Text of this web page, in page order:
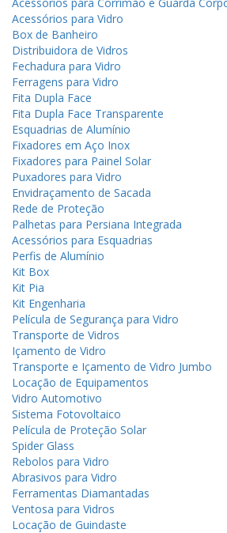
Acessórios para Vidro
Box de Banheiro
Distribuidora de Vidros
Fechadura para Vidro
Ferragens para Vidro
Fita Dupla Face
Fita Dupla Face Transparente
Esquadrias de Alumínio
Fixadores em Aço Inox
Fixadores para Painel Solar
Puxadores para Vidro
Envidraçamento de Sacada
Rede de Proteção
Palhetas para Persiana Integrada
Acessórios para Esquadrias
Perfis de Alumínio
Kit Box
Kit Pia
Kit Engenharia
Película de Segurança para Vidro
Transporte de Vidros
Içamento de Vidro
Transporte e Içamento de Vidro Jumbo
Locação de Equipamentos
Vidro Automotivo
Sistema Fotovoltaico
Película de Proteção Solar
Spider Glass
Rebolos para Vidro
Abrasivos para Vidro
Ferramentas Diamantadas
Ventosa para Vidros
Locação de Guindaste